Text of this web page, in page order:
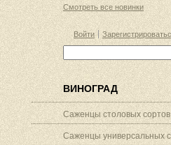
Смотреть все новинки
Войти
ВИНОГРАД
Саженцы столовых сортов
Саженцы универсальных